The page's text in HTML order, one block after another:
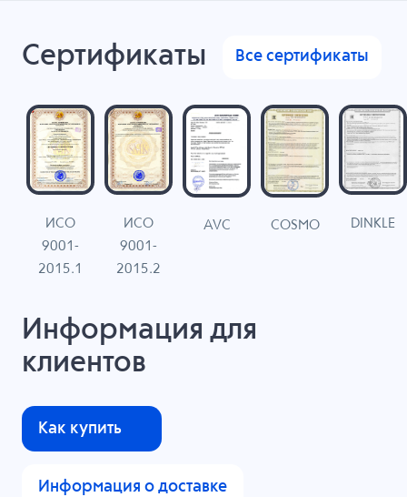
Сертификаты Все сертификаты
ИСО
9001-
2015.1
ИСО
9001-
2015.2
AVC COSMO DINKLE
Информация для
клиентов
Как купить
Информация о доставке